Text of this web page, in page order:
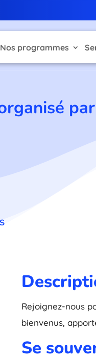
Nos programmes
Rejoignez-nous
bienvenus,
Se